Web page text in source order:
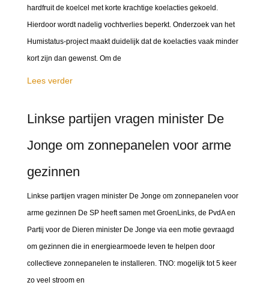
hardfruit de koelcel met korte krachtige koelacties gekoeld.
Hierdoor wordt nadelig vochtverlies beperkt. Onderzoek van het
Humistatus-project maakt duidelijk dat de koelacties vaak minder
kort zijn dan gewenst. Om de
Lees verder
Linkse partijen vragen minister De
Jonge om zonnepanelen voor arme
gezinnen
Linkse partijen vragen minister De Jonge om zonnepanelen voor
arme gezinnen De SP heeft samen met GroenLinks, de PvdA en
Partij voor de Dieren minister De Jonge via een motie gevraagd
om gezinnen die in energiearmoede leven te helpen door
collectieve zonnepanelen te installeren. TNO: mogelijk tot 5 keer
zo veel stroom en